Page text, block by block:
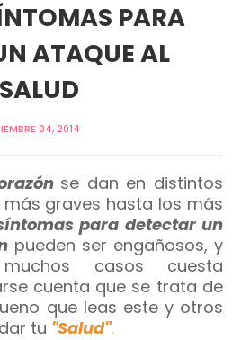
PARA
ATAQUE AL
04, 2014
se dan en distintos
graves hasta los más
para detectar un
pueden ser engañosos, y
casos cuesta
cuenta que se trata de
que leas este y otros
tu "Salud".